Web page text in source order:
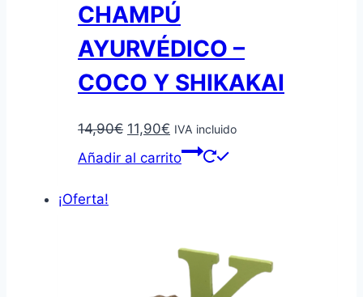
CHAMPÚ
AYURVÉDICO –
COCO Y SHIKAKAI
14,90€ El
precio
11,90€ El
precio
IVA incluido
Añadir al carrito
¡Oferta!